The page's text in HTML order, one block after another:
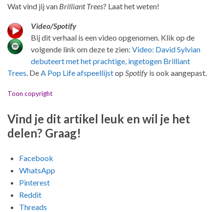
Wat vind jij van Brilliant Trees? Laat het weten!
Video/Spotify
Bij dit verhaal is een video opgenomen. Klik op de
volgende link om deze te zien: Video: David Sylvian
debuteert met het prachtige, ingetogen Brilliant
Trees . De A Pop Life afspeellijstop Spotify is ook aangepast.
Toon copyright
Vind je dit artikel leuk en wil je het
delen? Graag!
Facebook
WhatsApp
Pinterest
Reddit
Threads